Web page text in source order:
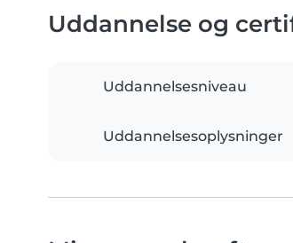
Uddannelse og
Uddannelsesniveau
Uddannelsesoplysninger